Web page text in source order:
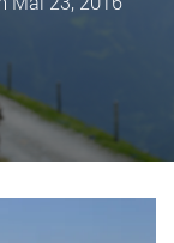
T
E